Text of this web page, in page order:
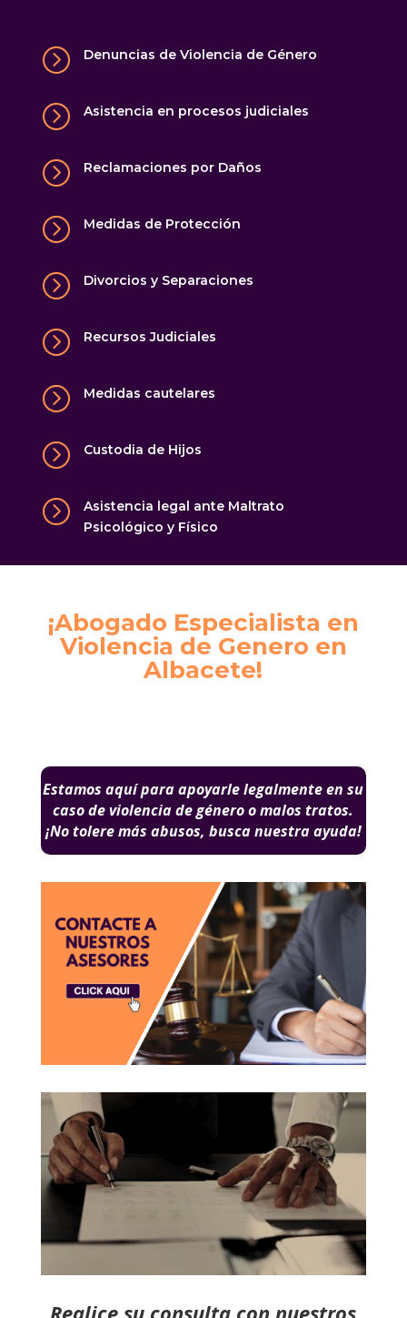
= Denuncias de Violencia de Género
= Asistencia en procesos judiciales
= Reclamaciones por Daños
= Medidas de Protección
= Divorcios y Separaciones
= Recursos Judiciales
= Medidas cautelares
= Custodia de Hijos
=
Asistencia legal ante Maltrato
Psicológico y Físico
¡Abogado Especialista en
Violencia de Genero en
Albacete!
Estamos aquí para apoyarle legalmente en su
caso de violencia de género omalos tratos.
¡No tolere más abusos, busca nuestra ayuda!
Realice su consulta con nuestros